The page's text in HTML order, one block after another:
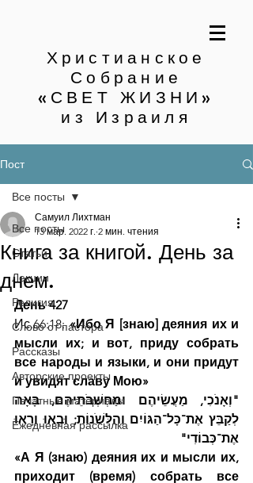
Христианское
Собрание
«СВЕТ ЖИЗНИ»
из Израиля
Пост
Все посты
Статьи
Лекции
Религия
Слово от пастора
Рассказы
Авторские проекты
Печатные материалы
Ежедневная рассылка
Все посты
Книга за книгой. День за
днем.
Самуил Лихтман
13 мар. 2022 г. 2 мин. чтения
День 427
Ис.66:18: «Ибо Я [знаю] деяния их и
мысли их; и вот, приду собрать
все народы и языки, и они придут
и увидят славу Мою»
"וְאָנֹכִי, מַעֲשֵׂיהֶם וּמַחְשְׁבֹתֵיהֶם, בָּאָה
לְקַבֵּץ אֶת־כָּל־הַגּוֹיִם וְהַלְּשֹׁנוֹת; וּבָאוּ וְרָאוּ
אֶת־כְּבוֹדִי"
«А Я (знаю) деяния их и мысли их,
приходит (время) собрать все